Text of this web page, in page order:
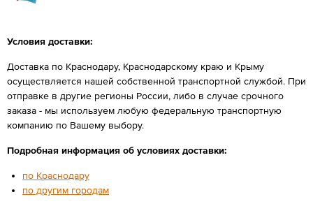
Условия доставки:
Доставка по Краснодару, Краснодарскому краю и Крыму
осуществляется нашей собственной транспортной службой. При
отправке в другие регионы России, либо в случае срочного
заказа - мы используем любую федеральную транспортную
компанию по Вашему выбору.
Подробная информация об условиях доставки:
по Краснодару
по другим городам